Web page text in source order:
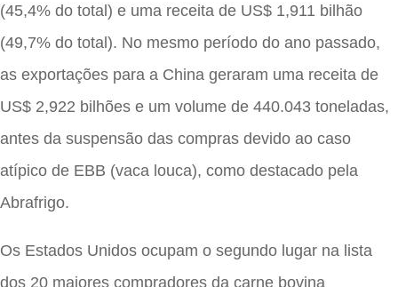
(45,4% do total) e uma receita de US$ 1,911 bilhão
(49,7% do total). No mesmo período do ano passado,
as exportações para a China geraram uma receita de
US$ 2,922 bilhões e um volume de 440.043 toneladas,
antes da suspensão das compras devido ao caso
atípico de EBB (vaca louca), como destacado pela
Abrafrigo.
Os Estados Unidos ocupam o segundo lugar na lista
dos 20 maiores compradores da carne bovina